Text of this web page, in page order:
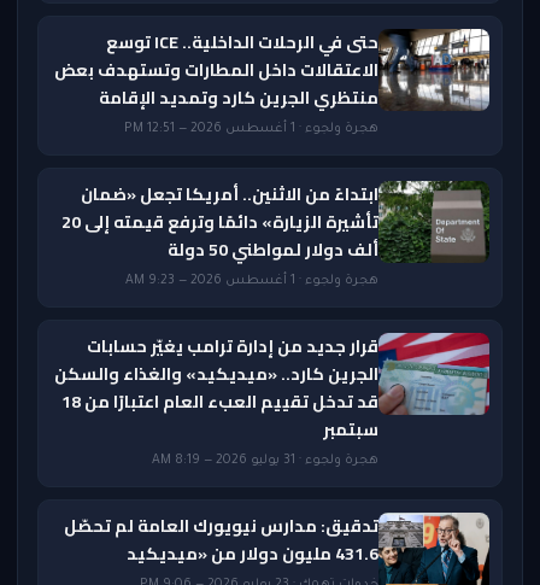
حتى في الرحلات الداخلية.. ICE توسع
الاعتقالات داخل المطارات وتستهدف بعض
منتظري الجرين كارد وتمديد الإقامة
هجرة ولجوء · 1 أغسطس 2026 — 12:51 PM
ابتداءً من الاثنين.. أمريكا تجعل «ضمان
تأشيرة الزيارة» دائمًا وترفع قيمته إلى 20
ألف دولار لمواطني 50 دولة
هجرة ولجوء · 1 أغسطس 2026 — 9:23 AM
قرار جديد من إدارة ترامب يغيّر حسابات
الجرين كارد.. «ميديكيد» والغذاء والسكن
قد تدخل تقييم العبء العام اعتبارًا من 18
سبتمبر
هجرة ولجوء · 31 يوليو 2026 — 8:19 AM
تدقيق: مدارس نيويورك العامة لم تحصّل
431.6 مليون دولار من «ميديكيد